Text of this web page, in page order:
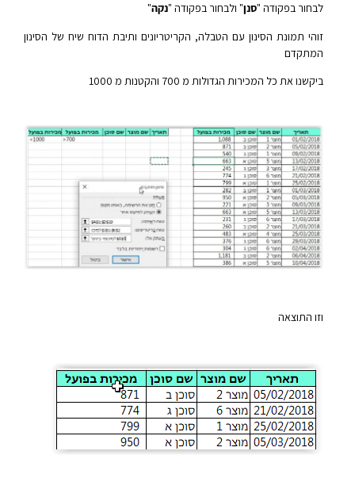
לבחור בפקודה "סנן" ולבחור בפקודה "נקה"
זוהי תמונת הסינון עם הטבלה, הקריטריונים ותיבת הדוח שיח של הסינון
המתקדם
ביקשנו את כל המכירות הגדולות מ 700 והקטנות מ 1000
וזו התוצאה